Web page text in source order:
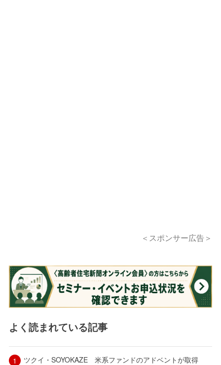
＜スポンサー広告＞
よく読まれている記事
ツクイ・SOYOKAZE 米系ファンドのアドベントが取得